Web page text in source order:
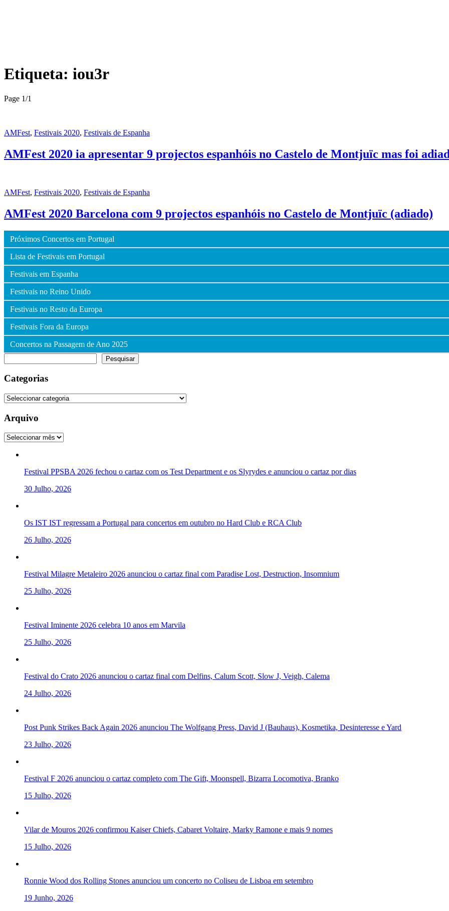
Etiqueta: iou3r
Page 1/1
AMFest, Festivais 2020, Festivais de Espanha
AMFest 2020 ia apresentar 9 projectos espanhóis no Castelo de Montjuïc mas foi
AMFest, Festivais 2020, Festivais de Espanha
AMFest 2020 Barcelona com 9 projectos espanhóis no Castelo de Montjuïc (adiado)
Próximos Concertos em Portugal
Lista de Festivais em Portugal
Festivais em Espanha
Festivais no Reino Unido
Festivais no Resto da Europa
Festivais Fora da Europa
Concertos na Passagem de Ano 2025
Pesquisar
Categorias
Categorias
Arquivo
Arquivo
Festival PPSBA 2026 fechou o cartaz com os Test Department e os Slyrydes e anunciou o cartaz por dias
30 Julho, 2026
Os IST IST regressam a Portugal para concertos em outubro no Hard Club e RCA Club
26 Julho, 2026
Festival Milagre Metaleiro 2026 anunciou o cartaz final com Paradise Lost, Destruction, Insomnium
25 Julho, 2026
Festival Iminente 2026 celebra 10 anos em Marvila
25 Julho, 2026
Festival do Crato 2026 anunciou o cartaz final com Delfins, Calum Scott, Slow J, Veigh, Calema
24 Julho, 2026
Post Punk Strikes Back Again 2026 anunciou The Wolfgang Press, David J (Bauhaus), Kosmetika, Desinteresse e Yard
23 Julho, 2026
Festival F 2026 anunciou o cartaz completo com The Gift, Moonspell, Bizarra Locomotiva, Branko
15 Julho, 2026
Vilar de Mouros 2026 confirmou Kaiser Chiefs, Cabaret Voltaire, Marky Ramone e mais 9 nomes
15 Julho, 2026
Ronnie Wood dos Rolling Stones anunciou um concerto no Coliseu de Lisboa em setembro
19 Junho, 2026